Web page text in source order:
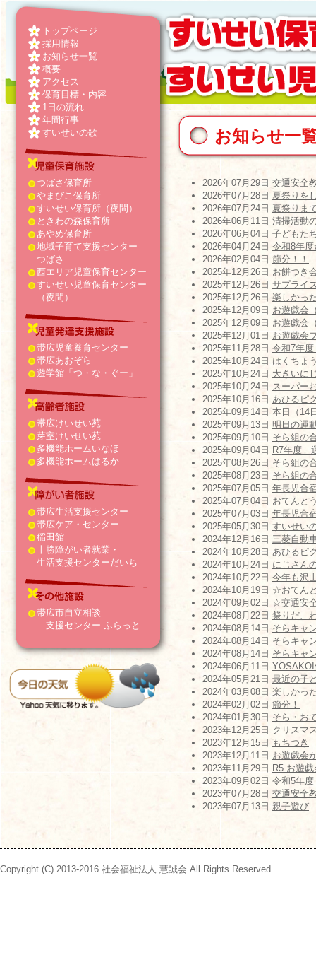
お知らせ一
2026年07月29日 交通安全
2026年07月28日 夏祭りを
2026年07月24日 夏祭りま
2026年06月11日 清掃活動
2026年06月04日 子どもた
2026年04月24日 令和8年
2026年02月04日 節分！！
2025年12月26日 お餅つき
2025年12月26日 サプライ
2025年12月26日 楽しかっ
2025年12月09日 お遊戯会
2025年12月09日 お遊戯会
2025年12月01日 お遊戯会
2025年11月28日 令和7年
2025年10月24日 はくちょ
2025年10月24日 大きいに
2025年10月24日 スーパー
2025年10月16日 あひるピ
2025年09月14日 本日（14
2025年09月13日 明日の運
2025年09月10日 そら組の
2025年09月04日 R7年度
2025年08月26日 そら組の
2025年08月23日 そら組の
2025年07月05日 年長児合
2025年07月04日 おてんと
2025年07月03日 年長児合
2025年05月30日 すいせい
2024年12月16日 三菱自動
2024年10月28日 あひるピ
2024年10月24日 にじさん
2024年10月22日 今年も沢
2024年10月19日 ☆おてん
2024年09月02日 ☆交通安
2024年08月22日 祭りだ、
2024年08月14日 そらキャ
2024年08月14日 そらキャ
2024年08月14日 そらキャ
2024年06月11日
2024年05月21日 最近の子
2024年03月08日 楽しかっ
2024年02月02日 節分！
2024年01月30日 そら・お
2023年12月25日 クリスマ
2023年12月15日 もちつき
2023年12月11日 お遊戯会
2023年11月29日 R5 お遊
2023年09月02日 令和5年
2023年07月28日 交通安全
2023年07月13日 親子遊び
トップページ
採用情報
お知らせ一覧
概要
アクセス
保育目標・内容
1日の流れ
年間行事
すいせいの歌
つばさ保育所
やまびこ保育所
すいせい保育所（夜間）
ときわの森保育所
あやめ保育所
地域子育て支援センター
つばさ
西エリア児童保育センター
すいせい児童保育センター
（夜間）
帯広児童養育センター
帯広あおぞら
遊学館「つ・な・ぐー」
帯広けいせい苑
芽室けいせい苑
多機能ホームいなほ
多機能ホームはるか
帯広生活支援センター
帯広ケア・センター
稲田館
十勝障がい者就業・
生活支援センターだいち
帯広市自立相談
支援センター ふらっと
Copyright (C) 2013-2016 社会福祉法人 慧誠会 All Rights Reserved.